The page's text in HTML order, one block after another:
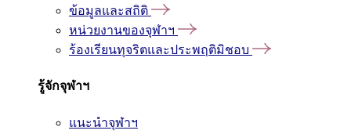
ข้อมูลและสถิติ
หน่วยงานของจุฬาฯ
ร้องเรียนทุจริตและประพฤติมิชอบ
รู้จักจุฬาฯ
แนะนำจุฬาฯ